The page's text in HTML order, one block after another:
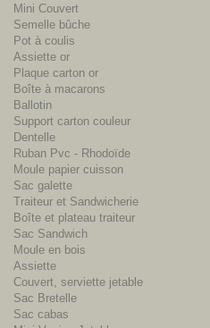
Mini Couvert
Semelle bûche
Pot à coulis
Assiette or
Plaque carton or
Boîte à macarons
Ballotin
Support carton couleur
Dentelle
Ruban Pvc - Rhodoïde
Moule papier cuisson
Sac galette
Traiteur et Sandwicherie
Boîte et plateau traiteur
Sac Sandwich
Moule en bois
Assiette
Couvert, serviette jetable
Sac Bretelle
Sac cabas